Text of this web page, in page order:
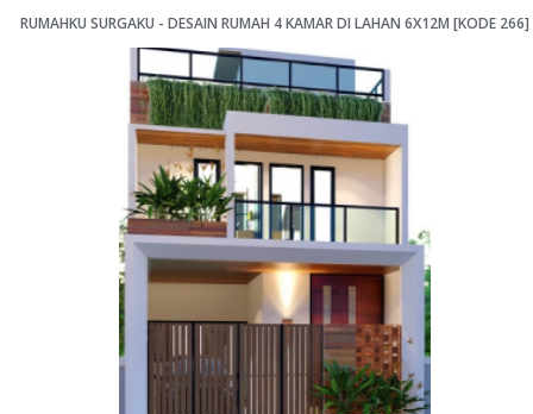
RUMAHKU SURGAKU - DESAIN RUMAH 4 KAMAR DI LAHAN 6X12M [KODE 266]